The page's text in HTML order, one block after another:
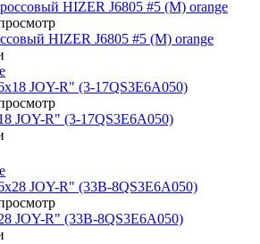
HIZER J6805 #5 (M) orange
JOY-R" (3-17QS3E6A050)
JOY-R" (33В-8QS3E6A050)